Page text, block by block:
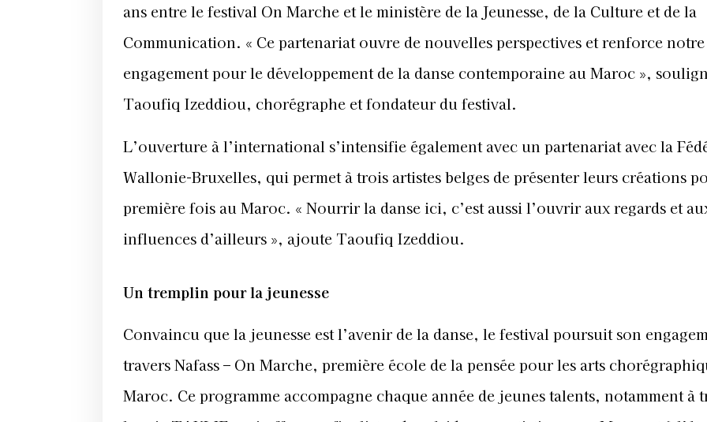
ans entre le festival On Marche et le ministère de la Jeunesse, de la Culture et de la
Communication. « Ce partenariat ouvre de nouvelles perspectives et renforce notre
engagement pour le développement de la danse contemporaine au Maroc »,
Taoufiq Izeddiou, chorégraphe et fondateur du festival.
L’ouverture à l’international s’intensifie également avec un partenariat avec la
Wallonie-Bruxelles, qui permet à trois artistes belges de présenter leurs créations
première fois au Maroc. « Nourrir la danse ici, c’est aussi l’ouvrir aux regards et
influences d’ailleurs », ajoute Taoufiq Izeddiou.
Un tremplin pour la jeunesse
Convaincu que la jeunesse est l’avenir de la danse, le festival poursuit son
travers Nafass – On Marche, première école de la pensée pour les arts
Maroc. Ce programme accompagne chaque année de jeunes talents, notamment à